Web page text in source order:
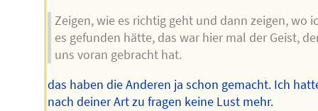
Zeigen, wie es richtig geht und dann zeigen, wo
es gefunden hätte, das war hier mal der Geist,
uns voran gebracht hat.
das haben die Anderen ja schon gemacht. Ich
nach deiner Art zu fragen keine Lust mehr.